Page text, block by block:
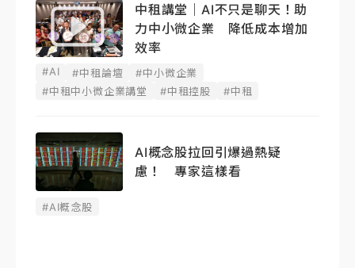
中租講堂｜AI不只是聊天！助
力中小微企業 降低成本增加
效率
#AI #中租論壇
#中小微企業
#中租中小微企業講堂
#中租控股 #中租
AI概念股拉回引爆過熱疑
慮！ 專家這樣看
#AI概念股